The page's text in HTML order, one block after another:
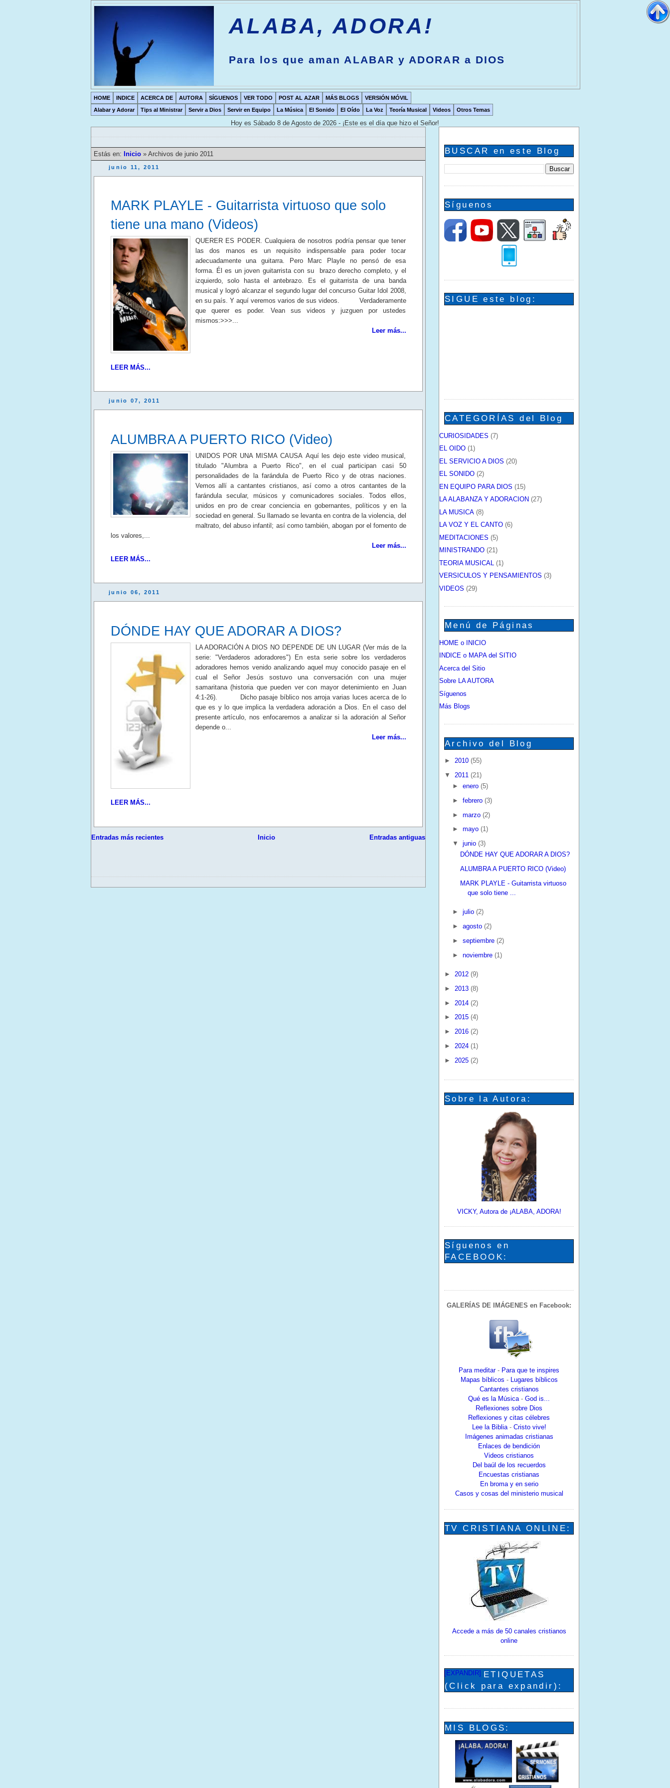
ALABA, ADORA!
Para los que aman ALABAR y ADORAR a DIOS
HOME INDICE ACERCA DE AUTORA SÍGUENOS VER TODO POST AL AZAR MÁS BLOGS
VERSIÓN MÓVIL
Alabar y Adorar
Tips al Ministrar Servir a Dios Servir en Equipo La Música El Sonido El Oído La Voz Teoría Musical Videos Otros Temas
Hoy es Sábado 8 de Agosto de 2026 - ¡Este es el día que hizo el Señor!
Estás en: Inicio » Archivos de junio 2011
junio 11, 2011
MARK PLAYLE - Guitarrista virtuoso que solo
tiene una mano (Videos)
QUERER ES PODER. Cualquiera de nosotros podría pensar que tener
las dos manos es un requisito indispensable para poder tocar
adecuadamente una guitarra. Pero Marc Playle no pensó de esa
forma. Él es un joven guitarrista con su brazo derecho completo, y el
izquierdo, solo hasta el antebrazo. Es el guitarrista de una banda
musical y logró alcanzar el segundo lugar del concurso Guitar Idol 2008,
en su país. Y aquí veremos varios de sus videos. Verdaderamente
que querer es poder. Vean sus videos y juzguen por ustedes
mismos:>>>...
Leer más...
LEER MÁS...
junio 07, 2011
ALUMBRA A PUERTO RICO (Video)
UNIDOS POR UNA MISMA CAUSA Aquí les dejo este video musical,
titulado "Alumbra a Puerto Rico", en el cual participan casi 50
personalidades de la farándula de Puerto Rico y de otras naciones.
Vemos allí a cantantes cristianos, así como a otros cantantes de la
farándula secular, músicos y comunicadores sociales. Todos ellos,
unidos en pro de crear conciencia en gobernantes, políticos y en la
sociedad en general. Su llamado se levanta en contra de la violencia, del
maltrato, del abuso infantil; así como también, abogan por el fomento de
los valores,...
Leer más...
LEER MÁS...
junio 06, 2011
DÓNDE HAY QUE ADORAR A DIOS?
LA ADORACIÓN A DIOS NO DEPENDE DE UN LUGAR (Ver más de la
serie: "Verdaderos adoradores") En esta serie sobre los verdaderos
adoradores hemos venido analizando aquel muy conocido pasaje en el
cual el Señor Jesús sostuvo una conversación con una mujer
samaritana (historia que pueden ver con mayor detenimiento en Juan
4:1-26). Dicho pasaje bíblico nos arroja varias luces acerca de lo
que es y lo que implica la verdadera adoración a Dios. En el caso del
presente artículo, nos enfocaremos a analizar si la adoración al Señor
depende o...
Leer más...
LEER MÁS...
Entradas más recientes Entradas antiguas
Inicio
BUSCAR en este Blog
Síguenos
SIGUE este blog:
CATEGORÍAS del Blog
CURIOSIDADES (7)
EL OIDO (1)
EL SERVICIO A DIOS (20)
EL SONIDO (2)
EN EQUIPO PARA DIOS (15)
LA ALABANZA Y ADORACION (27)
LA MUSICA (8)
LA VOZ Y EL CANTO (6)
MEDITACIONES (5)
MINISTRANDO (21)
TEORIA MUSICAL (1)
VERSICULOS Y PENSAMIENTOS (3)
VIDEOS (29)
Menú de Páginas
HOME o INICIO
INDICE o MAPA del SITIO
Acerca del Sitio
Sobre LA AUTORA
Síguenos
Más Blogs
Archivo del Blog
► 2010 (55)
▼ 2011 (21)
► enero (5)
► febrero (3)
► marzo (2)
► mayo (1)
▼ junio (3)
DÓNDE HAY QUE ADORAR A DIOS?
ALUMBRA A PUERTO RICO (Video)
MARK PLAYLE - Guitarrista virtuoso
que solo tiene ...
► julio (2)
► agosto (2)
► septiembre (2)
► noviembre (1)
► 2012 (9)
► 2013 (8)
► 2014 (2)
► 2015 (4)
► 2016 (2)
► 2024 (1)
► 2025 (2)
Sobre la Autora:
VICKY, Autora de ¡ALABA, ADORA!
Síguenos en
FACEBOOK:
GALERÍAS DE IMÁGENES en Facebook:
Para meditar- Para que te inspires
Mapas bíblicos - Lugares bíblicos
Cantantes cristianos
Qué es la Música - God is...
Reflexiones sobre Dios
Reflexiones y citas célebres
Lee la Biblia- Cristo vive!
Imágenes animadas cristianas
Enlaces de bendición
Videos cristianos
Del baúl de los recuerdos
Encuestas cristianas
En broma y en serio
Casos y cosas del ministerio musical
TV CRISTIANA ONLINE:
Accede a más de 50 canales cristianos
online
[EXPANDIR] ETIQUETAS
(Click para expandir):
MIS BLOGS: